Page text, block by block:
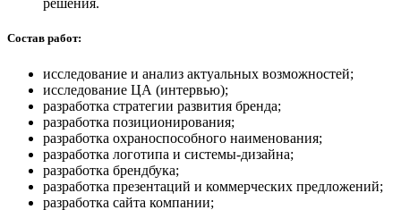
решения.
Состав работ:
исследование и анализ актуальных возможностей;
исследование ЦА (интервью);
разработка стратегии развития бренда;
разработка позиционирования;
разработка охраноспособного наименования;
разработка логотипа и системы-дизайна;
разработка брендбука;
разработка презентаций и коммерческих предложений;
разработка сайта компании;